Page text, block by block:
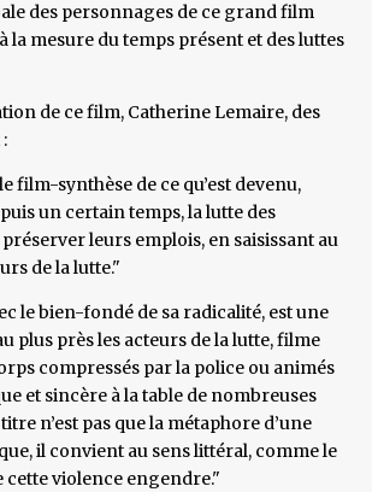
des personnages de ce grand film
la mesure du temps présent et des luttes
de ce film, Catherine Lemaire, des
film-synthèse de ce qu’est devenu,
un certain temps, la lutte des
leurs emplois, en saisissant au
de la lutte."
le bien-fondé de sa radicalité, est une
plus près les acteurs de la lutte, filme
compressés par la police ou animés
et sincère à la table de nombreuses
n’est pas que la métaphore d’une
il convient au sens littéral, comme le
cette violence engendre."